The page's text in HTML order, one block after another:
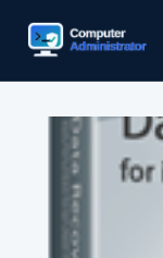
Inhalt